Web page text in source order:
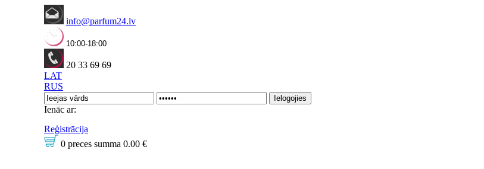
info@parfum24.lv
10:00-18:00
20 33 69 69
LAT
RUS
Ienāc ar:
Reģistrācija
0 preces summa 0.00 €